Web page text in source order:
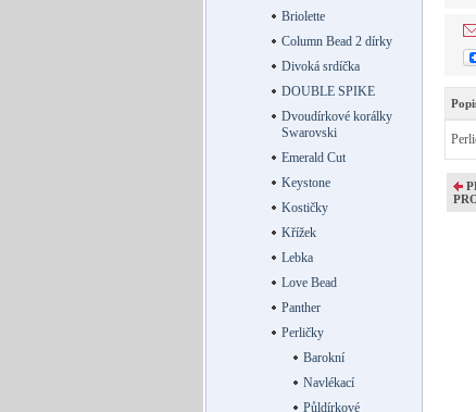
Briolette
Column Bead 2 dírky
Divoká srdíčka
DOUBLE SPIKE
Dvoudírkové korálky
Swarovski
Emerald Cut
Keystone
Kostičky
Křížek
Lebka
Love Bead
Panther
Perličky
Barokní
Navlékací
Půldírkové